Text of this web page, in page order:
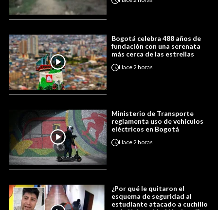
Bogotá celebra 488 años de
fundación con una serenata
más cerca de las estrellas
Hace2 horas
Ministerio de Transporte
reglamenta uso de vehículos
eléctricos en Bogotá
Hace2 horas
¿Por qué le quitaron el
esquema de seguridad al
estudiante atacado a cuchillo